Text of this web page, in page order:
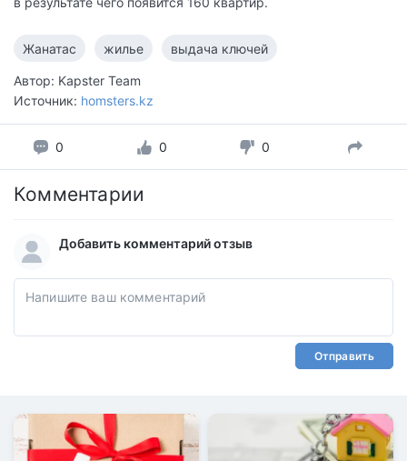
Жанатас жилье выдача ключей
Автор: Kapster Team
Источник: homsters.kz
0 0 0
Комментарии
Добавить комментарий отзыв
Отправить